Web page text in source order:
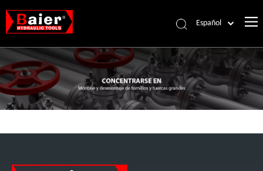
Español
Pусский
Français
العربية
English